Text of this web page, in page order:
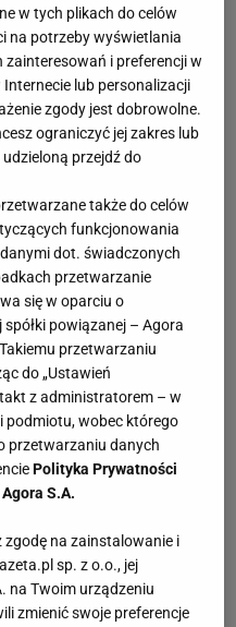
w tych plikach do celów
na potrzeby wyświetlania
i preferencji w
lub personalizacji
zgody jest dobrowolne.
ograniczyć jej zakres lub
przejdź do
także do celów
funkcjonowania
dot. świadczonych
przetwarzanie
się w oparciu o
powiązanej – Agora
przetwarzaniu
do „Ustawień
z administratorem – w
podmiotu, wobec którego
przetwarzaniu danych
Polityka Prywatności
S.A.
zgodę na zainstalowanie i
sp. z o.o., jej
na Twoim urządzeniu
zmienić swoje preferencje